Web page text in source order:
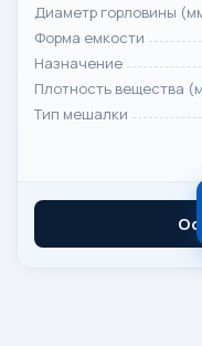
Диаметр горловины
Форма емкости
Назначение
Плотность вещества
Тип мешалки